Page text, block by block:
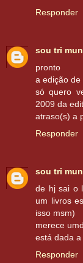
Responder
sou tri
pronto
a edição de
só quero
2009 da
atraso(s) a
Responder
sou tri
de hj sai o
um livros
isso msm)
merece
está dada
Responder